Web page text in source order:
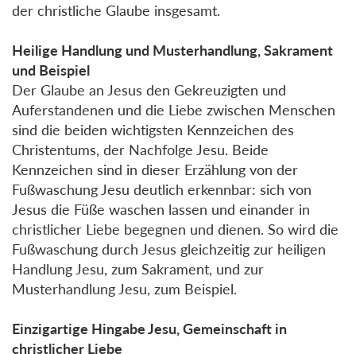
der christliche Glaube insgesamt.
Heilige Handlung und Musterhandlung, Sakrament
und Beispiel
Der Glaube an Jesus den Gekreuzigten und
Auferstandenen und die Liebe zwischen Menschen
sind die beiden wichtigsten Kennzeichen des
Christentums, der Nachfolge Jesu. Beide
Kennzeichen sind in dieser Erzählung von der
Fußwaschung Jesu deutlich erkennbar: sich von
Jesus die Füße waschen lassen und einander in
christlicher Liebe begegnen und dienen. So wird die
Fußwaschung durch Jesus gleichzeitig zur heiligen
Handlung Jesu, zum Sakrament, und zur
Musterhandlung Jesu, zum Beispiel.
Einzigartige Hingabe Jesu, Gemeinschaft in
christlicher Liebe